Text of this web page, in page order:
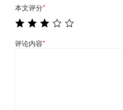
本文评分*
评论内容*